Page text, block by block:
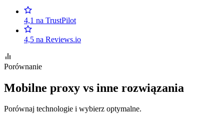
4,1 na TrustPilot
4,5 na Reviews.io
Porównanie
Mobilne proxy vs inne rozwiązania
Porównaj technologie i wybierz optymalne.